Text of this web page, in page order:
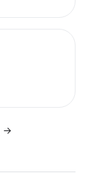
→